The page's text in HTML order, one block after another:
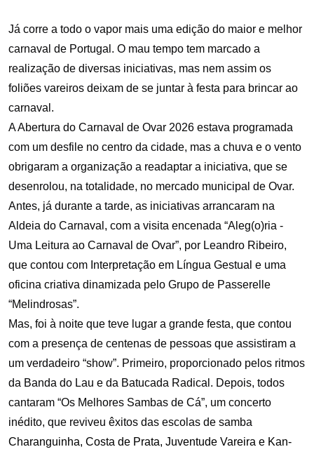
Já corre a todo o vapor mais uma edição do maior e melhor
carnaval de Portugal. O mau tempo tem marcado a
realização de diversas iniciativas, mas nem assim os
foliões vareiros deixam de se juntar à festa para brincar ao
carnaval.
A Abertura do Carnaval de Ovar 2026 estava programada
com um desfile no centro da cidade, mas a chuva e o vento
obrigaram a organização a readaptar a iniciativa, que se
desenrolou, na totalidade, no mercado municipal de Ovar.
Antes, já durante a tarde, as iniciativas arrancaram na
Aldeia do Carnaval, com a visita encenada “Aleg(o)ria -
Uma Leitura ao Carnaval de Ovar”, por Leandro Ribeiro,
que contou com Interpretação em Língua Gestual e uma
oficina criativa dinamizada pelo Grupo de Passerelle
“Melindrosas”.
Mas, foi à noite que teve lugar a grande festa, que contou
com a presença de centenas de pessoas que assistiram a
um verdadeiro “show”. Primeiro, proporcionado pelos ritmos
da Banda do Lau e da Batucada Radical. Depois, todos
cantaram “Os Melhores Sambas de Cá”, um concerto
inédito, que reviveu êxitos das escolas de samba
Charanguinha, Costa de Prata, Juventude Vareira e Kan-